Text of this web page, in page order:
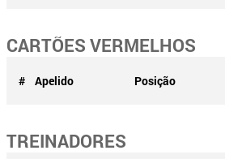
CARTÕES VERMELHOS
# Apelido Posição
TREINADORES